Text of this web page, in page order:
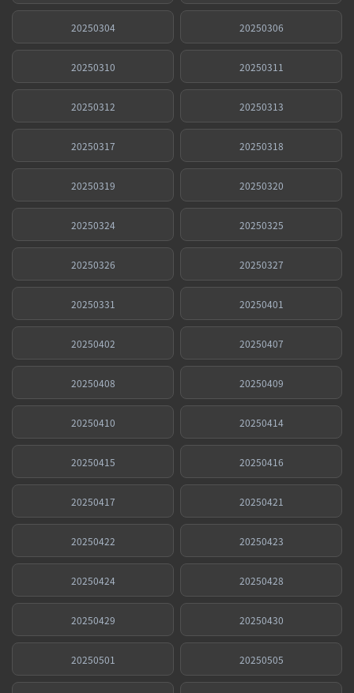
20250304 20250306
20250310 20250311
20250312 20250313
20250317 20250318
20250319 20250320
20250324 20250325
20250326 20250327
20250331 20250401
20250402 20250407
20250408 20250409
20250410 20250414
20250415 20250416
20250417 20250421
20250422 20250423
20250424 20250428
20250429 20250430
20250501 20250505